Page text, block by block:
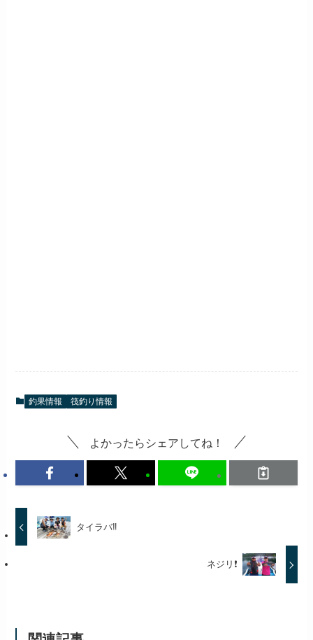
釣果情報 筏釣り情報
よかったらシェアしてね！
タイラバ‼️
ネジリ❗️